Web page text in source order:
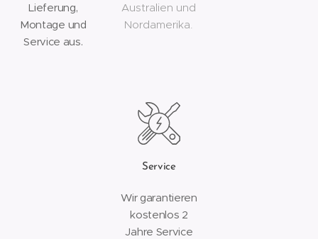
Lieferung,
Montage und
Service aus.
Australien und
Nordamerika.
Service
Wir garantieren
kostenlos 2
Jahre Service